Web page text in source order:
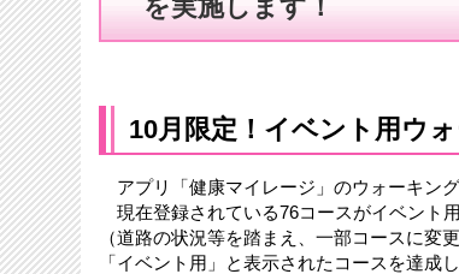
を実施します！
10月限定！イベント用ウ
アプリ「健康マイレージ」のウォーキン
現在登録されている76コースがイベント
（道路の状況等を踏まえ、一部コースに変
「イベント用」と表示されたコースを達成